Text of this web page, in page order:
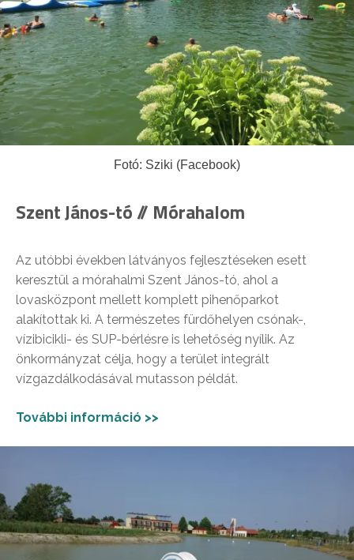
Fotó: Sziki (Facebook)
Szent János-tó // Mórahalom
Az utóbbi években látványos fejlesztéseken esett
keresztül a mórahalmi Szent János-tó, ahol a
lovasközpont mellett komplett pihenőparkot
alakítottak ki. A természetes fürdőhelyen csónak-,
vízibicikli- és SUP-bérlésre is lehetőség nyílik. Az
önkormányzat célja, hogy a terület integrált
vízgazdálkodásával mutasson példát.
További információ >>